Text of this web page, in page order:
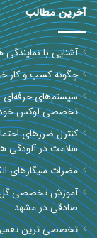
آخرین مطالب
آشنایی با
چگونه کسب و کار
سیستم‌های
تخصصی لوکس
کنترل ضررهای
سلامت در آلودگی
مضرات سیگارهای
آموزش تخصصی گل
صادقی در مشهد
تخصصی ترین